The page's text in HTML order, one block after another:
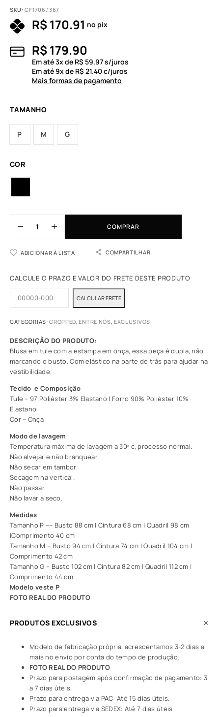
SKU:CF1706.1367
R$ 170.91 no pix
R$ 179.90
Em até3x de R$ 59.97s/juros
Em até9x de R$ 21.40 c/juros
Mais formas de pagamento
TAMANHO
P M G
COR
COMPRAR
ADICIONAR À LISTA COMPARTILHAR
CALCULE O PRAZO E VALOR DO FRETE DESTE PRODUTO
CATEGORIAS:CROPPED,ENTRE NÓS, EXCLUSIVOS
Blusa em tule com a estampa em onça, essa peça é dupla, não
marcando o busto. Com elástico na parte de trás para ajudar na
vestibilidade.
Tecido e Composição
Tule – 97 Poliéster 3% Elastano | Forro 90% Poliéster 10%
Elastano
Cor – Onça
Modo de lavagem
Temperatura máxima de lavagem a 30º c, processo normal.
Não alvejar e não branquear.
Não secar em tambor.
Secagem na vertical.
Não passar.
Não lavar a seco.
Medidas
Tamanho P –– Busto 88 cm | Cintura 68 cm | Quadril 98 cm
|Comprimento 40 cm
Tamanho M – Busto 94 cm | Cintura 74 cm | Quadril 104 cm |
Comprimento 42 cm
Tamanho G – Busto 102 cm | Cintura 82 cm | Quadril 112 cm |
Comprimento 44 cm
Modelo veste P
FOTO REAL DO PRODUTO
PRODUTOS EXCLUSIVOS
Modelo de fabricação própria, acrescentamos 3-2 dias a
mais no envio por conta do tempo de produção.
FOTO REAL DO PRODUTO
Prazo para postagem após confirmação de pagamento: 3
a 7 dias úteis.
Prazo para entrega via PAC: Até 15 dias úteis.
Prazo para entrega via SEDEX: Até 7 dias úteis